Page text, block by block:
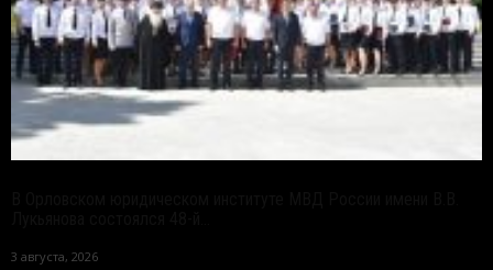
3 августа, 2026